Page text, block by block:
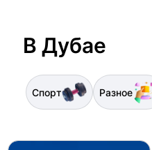
В Дубае
Спорт Разное